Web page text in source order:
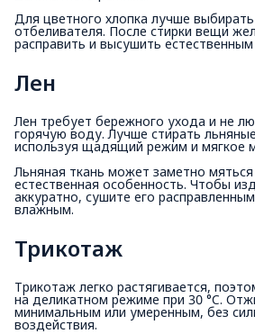
Для цветного хлопка лучше
отбеливателя. После стирки вещи
расправить и высушить
Лен
Лен требует бережного ухода и не
горячую воду. Лучше стирать
используя щадящий режим и мягкое
Льняная ткань может заметно
естественная особенность. Чтобы
аккуратно, сушите его
влажным.
Трикотаж
Трикотаж легко растягивается,
на деликатном режиме при 30 °C.
минимальным или умеренным, без
воздействия.